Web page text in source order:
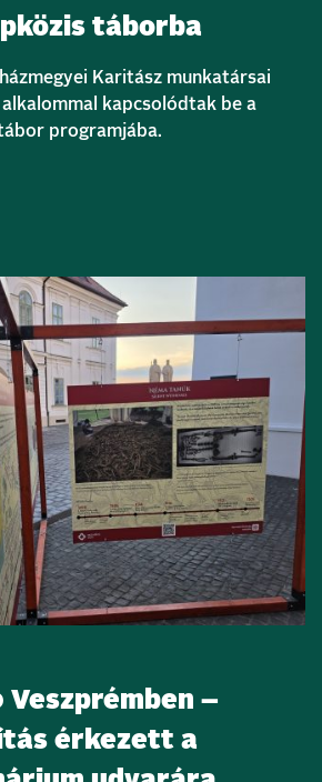
táborba
Karitász munkatársai
kapcsolódtak be a
programjába.
Veszprémben –
érkezett a